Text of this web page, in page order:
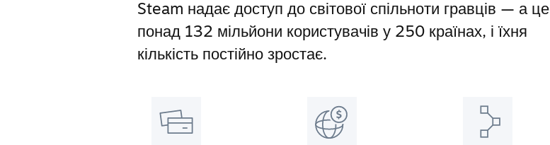
Steam надає доступ до світової спільноти гравців — а це
понад 132 мільйони користувачів у 250 країнах, і їхня
кількість постійно зростає.